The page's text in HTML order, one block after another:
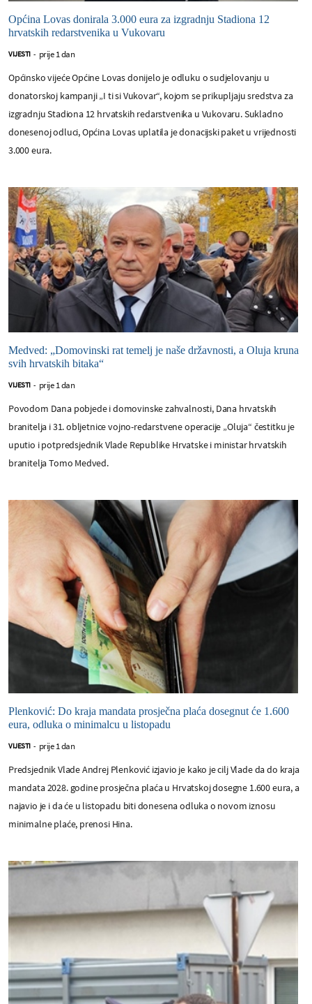
Općina Lovas donirala 3.000 eura za izgradnju Stadiona 12
hrvatskih redarstvenika u Vukovaru
VIJESTI - prije 1 dan
Općinsko vijeće Općine Lovas donijelo je odluku o sudjelovanju u
donatorskoj kampanji „I ti si Vukovar“, kojom se prikupljaju sredstva za
izgradnju Stadiona 12 hrvatskih redarstvenika u Vukovaru. Sukladno
donesenoj odluci, Općina Lovas uplatila je donacijski paket u vrijednosti
3.000 eura.
Medved: „Domovinski rat temelj je naše državnosti, a Oluja kruna
svih hrvatskih bitaka“
VIJESTI - prije 1 dan
Povodom Dana pobjede i domovinske zahvalnosti, Dana hrvatskih
branitelja i 31. obljetnice vojno-redarstvene operacije „Oluja“ čestitku je
uputio i potpredsjednik Vlade Republike Hrvatske i ministar hrvatskih
branitelja Tomo Medved.
Plenković: Do kraja mandata prosječna plaća dosegnut će 1.600
eura, odluka o minimalcu u listopadu
VIJESTI - prije 1 dan
Predsjednik Vlade Andrej Plenković izjavio je kako je cilj Vlade da do kraja
mandata 2028. godine prosječna plaća u Hrvatskoj dosegne 1.600 eura, a
najavio je i da će u listopadu biti donesena odluka o novom iznosu
minimalne plaće, prenosi Hina.